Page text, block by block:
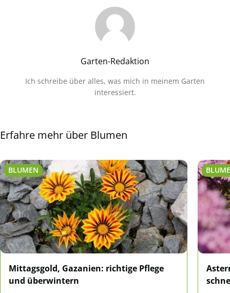
Garten-Redaktion
Ich schreibe über alles, was mich in meinem Garten
interessiert.
Erfahre mehr über Blumen
BLUMEN
Mittagsgold, Gazanien: richtige Pflege
und überwintern